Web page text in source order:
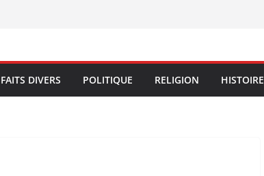
FAITS DIVERS POLITIQUE RELIGION HISTOIRE